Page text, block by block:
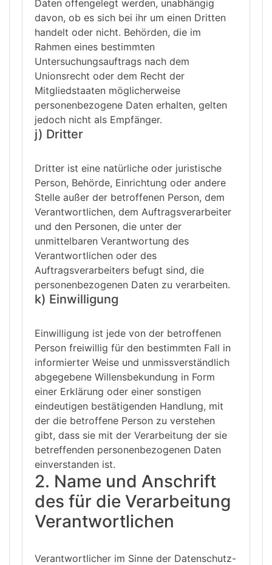
Daten offengelegt werden, unabhängig
davon, ob es sich bei ihr um einen Dritten
handelt oder nicht. Behörden, die im
Rahmen eines bestimmten
Untersuchungsauftrags nach dem
Unionsrecht oder dem Recht der
Mitgliedstaaten möglicherweise
personenbezogene Daten erhalten, gelten
jedoch nicht als Empfänger.
j) Dritter
Dritter ist eine natürliche oder juristische
Person, Behörde, Einrichtung oder andere
Stelle außer der betroffenen Person, dem
Verantwortlichen, dem Auftragsverarbeiter
und den Personen, die unter der
unmittelbaren Verantwortung des
Verantwortlichen oder des
Auftragsverarbeiters befugt sind, die
personenbezogenen Daten zu verarbeiten.
k) Einwilligung
Einwilligung ist jede von der betroffenen
Person freiwillig für den bestimmten Fall in
informierter Weise und unmissverständlich
abgegebene Willensbekundung in Form
einer Erklärung oder einer sonstigen
eindeutigen bestätigenden Handlung, mit
der die betroffene Person zu verstehen
gibt, dass sie mit der Verarbeitung der sie
betreffenden personenbezogenen Daten
einverstanden ist.
2. Name und Anschrift
des für die Verarbeitung
Verantwortlichen
Verantwortlicher im Sinne der Datenschutz-